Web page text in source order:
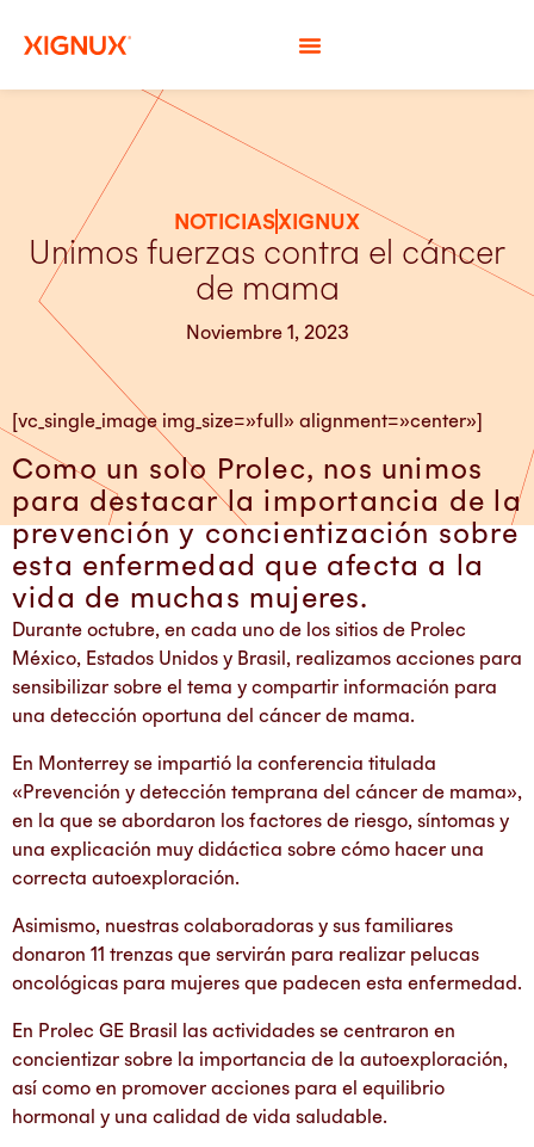
NOTICIASXIGNUX
Unimos fuerzas contra el cáncer
de mama
Noviembre 1, 2023
[vc_single_image img_size=»full» alignment=»center»]
Como un solo Prolec, nos unimos
para destacar la importancia de la
prevención y concientización sobre
esta enfermedad que afecta a la
vida de muchas mujeres.
Durante octubre, en cada uno de los sitios de Prolec
México, Estados Unidos y Brasil, realizamos acciones para
sensibilizar sobre el tema y compartir información para
una detección oportuna del cáncer de mama.
En Monterrey se impartió la conferencia titulada
«Prevención y detección temprana del cáncer de mama»,
en la que se abordaron los factores de riesgo, síntomas y
una explicación muy didáctica sobre cómo hacer una
correcta autoexploración.
Asimismo, nuestras colaboradoras y sus familiares
donaron 11 trenzas que servirán para realizar pelucas
oncológicas para mujeres que padecen esta enfermedad.
En Prolec GE Brasil las actividades se centraron en
concientizar sobre la importancia de la autoexploración,
así como en promover acciones para el equilibrio
hormonal y una calidad de vida saludable.